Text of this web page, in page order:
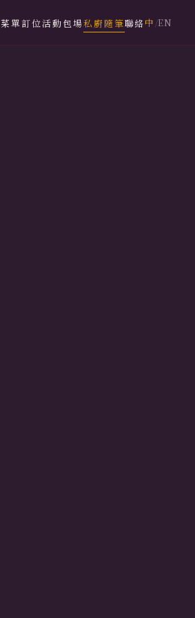
菜單訂位活動包場私廚隨筆聯絡中 /EN